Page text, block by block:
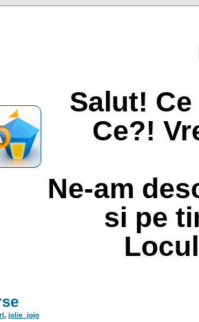
Salut!
Ce?!
Ne-am
si pe
jolie_jojo